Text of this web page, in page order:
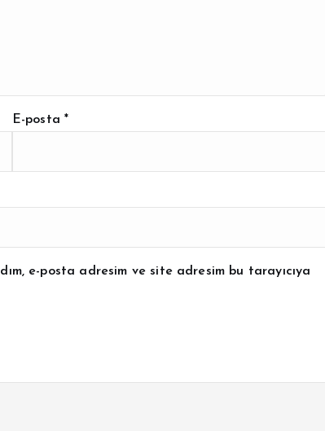
E-posta*
e-posta adresim ve site adresim bu tarayıcıya